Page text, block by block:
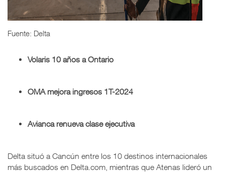
Fuente: Delta
Volaris 10 años a Ontario
OMA mejora ingresos 1T-2024
Avianca renueva clase ejecutiva
Delta situó a Cancún entre los 10 destinos internacionales
más buscados en Delta.com, mientras que Atenas lideró un